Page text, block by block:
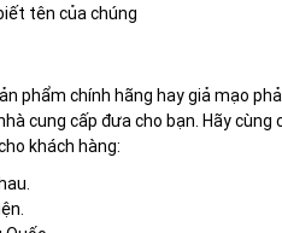
tên của chúng
phẩm chính hãng hay giả mạo
cung cấp đưa cho bạn. Hãy
khách hàng: